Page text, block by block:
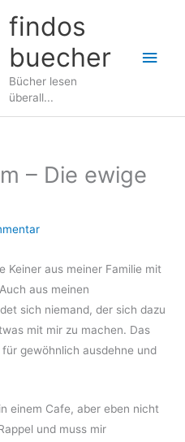
findos
buecher
Bücher lesen
überall...
– Die ewige
Keiner aus meiner Familie mit
aus meinen
sich niemand, der sich dazu
mit mir zu machen. Das
gewöhnlich ausdehne und
einem Cafe, aber eben nicht
und muss mir